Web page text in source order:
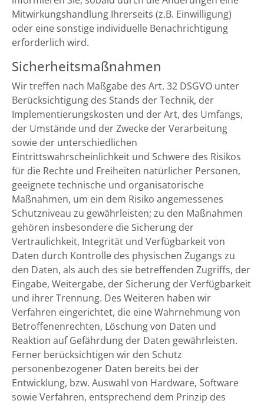
Mitwirkungshandlung Ihrerseits (z.B. Einwilligung)
oder eine sonstige individuelle Benachrichtigung
erforderlich wird.
Sicherheitsmaßnahmen
Wir treffen nach Maßgabe des Art. 32 DSGVO unter
Berücksichtigung des Stands der Technik, der
Implementierungskosten und der Art, des Umfangs,
der Umstände und der Zwecke der Verarbeitung
sowie der unterschiedlichen
Eintrittswahrscheinlichkeit und Schwere des Risikos
für die Rechte und Freiheiten natürlicher Personen,
geeignete technische und organisatorische
Maßnahmen, um ein dem Risiko angemessenes
Schutzniveau zu gewährleisten; zu den Maßnahmen
gehören insbesondere die Sicherung der
Vertraulichkeit, Integrität und Verfügbarkeit von
Daten durch Kontrolle des physischen Zugangs zu
den Daten, als auch des sie betreffenden Zugriffs, der
Eingabe, Weitergabe, der Sicherung der Verfügbarkeit
und ihrer Trennung. Des Weiteren haben wir
Verfahren eingerichtet, die eine Wahrnehmung von
Betroffenenrechten, Löschung von Daten und
Reaktion auf Gefährdung der Daten gewährleisten.
Ferner berücksichtigen wir den Schutz
personenbezogener Daten bereits bei der
Entwicklung, bzw. Auswahl von Hardware, Software
sowie Verfahren, entsprechend dem Prinzip des